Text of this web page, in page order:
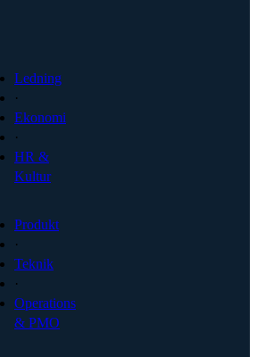
Ledning
·
Ekonomi
·
HR &
Kultur
Produkt
·
Teknik
·
Operations
& PMO